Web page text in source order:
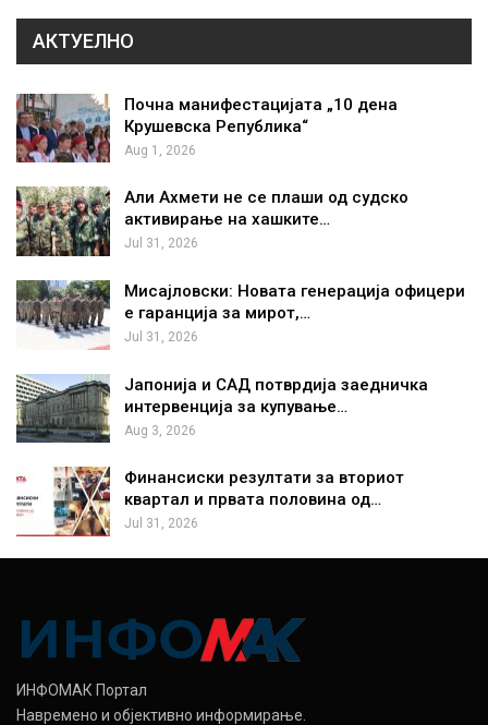
АКТУЕЛНО
Почна манифестацијата „10 дена
Крушевска Република“
Aug 1, 2026
Али Ахмети не се плаши од судско
активирање на хашките…
Jul 31, 2026
Мисајловски: Новата генерација офицери
е гаранција за мирот,…
Jul 31, 2026
Јапонија и САД потврдија заедничка
интервенција за купување…
Aug 3, 2026
Финансиски резултати за вториот
квартал и првата половина од…
Jul 31, 2026
ИНФОМАК Портал
Навремено и објективно информирање.